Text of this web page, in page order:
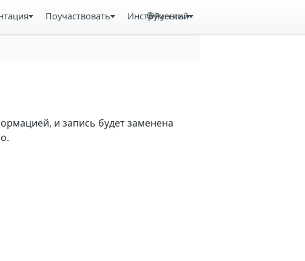
Поучаствовать Инструменты
Русский
и запись будет заменена